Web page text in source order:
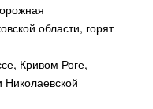
области, горят
Кривом Роге,